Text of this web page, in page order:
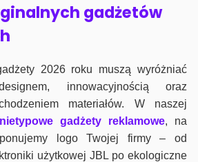
gadżetów
2026 roku muszą wyróżniać
innowacyjnością oraz
materiałów. W naszej
nietypowe gadżety reklamowe, na
logo Twojej firmy – od
użytkowej JBL po ekologiczne